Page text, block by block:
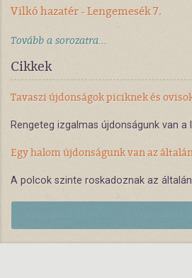
Vilkó hazatér - Lengemesék 7.
Tovább a sorozatra...
Cikkek
Tavaszi újdonságok piciknek és
Rengeteg izgalmas újdonságunk van
Egy halom újdonságunk van az
A polcok szinte roskadoznak az